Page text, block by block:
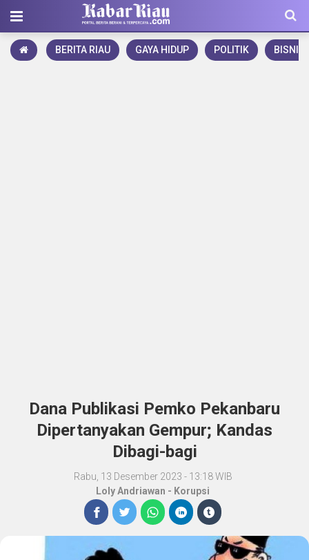
BERITA RIAU GAYA HIDUP POLITIK BISNIS
Dana Publikasi Pemko Pekanbaru
Dipertanyakan Gempur; Kandas
Dibagi-bagi
Rabu, 13 Desember 2023 - 13:18 WIB
Loly Andriawan - Korupsi